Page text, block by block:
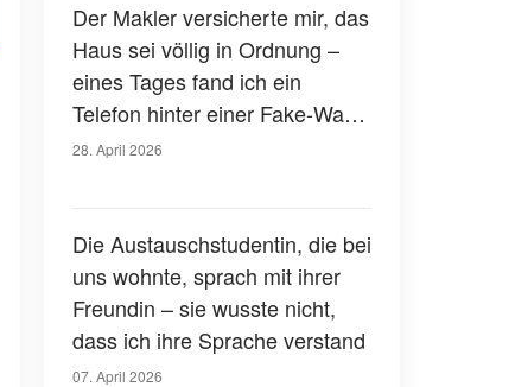
Der Makler versicherte mir, das
Haus sei völlig in Ordnung –
eines Tages fand ich ein
Telefon hinter einer Fake-Wand
versteckt
28. April 2026
Die Austauschstudentin, die bei
uns wohnte, sprach mit ihrer
Freundin – sie wusste nicht,
dass ich ihre Sprache verstand
07. April 2026